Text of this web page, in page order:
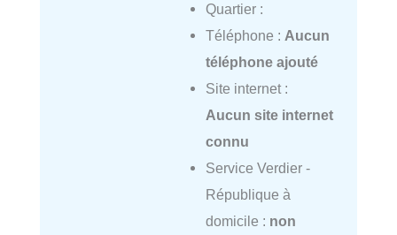
Quartier :
Téléphone : Aucun
téléphone ajouté
Site internet :
Aucun site internet
connu
Service Verdier -
République à
domicile : non